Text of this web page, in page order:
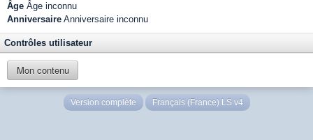
Âge Âge inconnu
Anniversaire Anniversaire inconnu
Contrôles utilisateur
Mon contenu
Version complète Français (France) LS v4